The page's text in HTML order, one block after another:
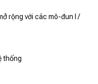
rộng với các mô-đun I /
thống